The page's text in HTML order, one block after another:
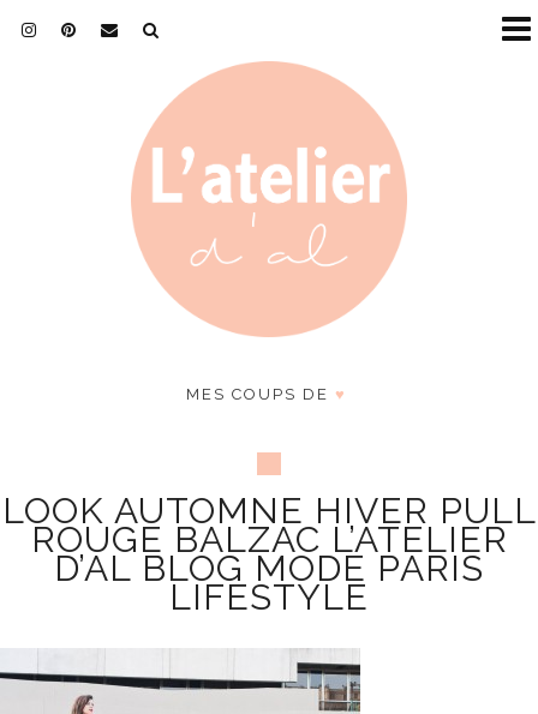
MES COUPS DE ♥
LOOK AUTOMNE HIVER PULL
ROUGE BALZAC L’ATELIER
D’AL BLOG MODE PARIS
LIFESTYLE